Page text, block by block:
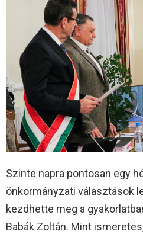
Szinte napra pontosan egy
önkormányzati választások
kezdhette meg a
Babák Zoltán. Mint